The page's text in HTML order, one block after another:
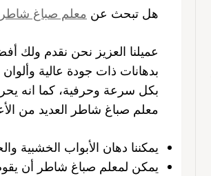
هل تبحث عن معلم صباغ شاطر
عميلنا العزيز نحن نقدم ولك
بدهانات ذات جودة عالية
بكل سرعة وحرفية، كما انه
معلم صباغ شاطر العديد من
يمكننا دهان الأبواب الخشبية
يمكن لمعلم صباغ شاطر أن